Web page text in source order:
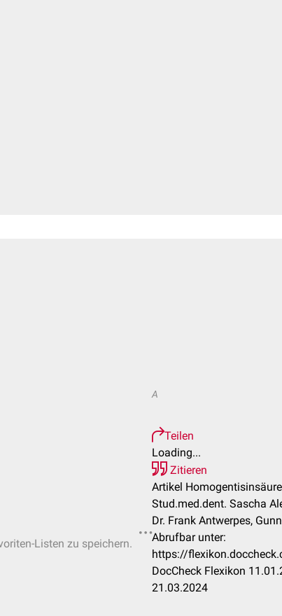
Listen zu speichern.
A
Teilen
Loading...
Zitieren
Artikel
Stud.med.dent. Sascha
Dr. Frank Antwerpes,
Abrufbar unter:
https://
DocCheck Flexikon
21.03.2024